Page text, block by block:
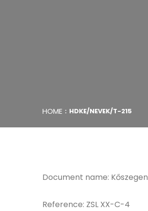
HOME HDKE/NEVEK/T-215
Document name:
Reference: ZSL XX-C-4